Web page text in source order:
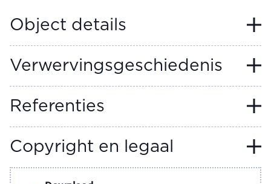
Object details
Verwervingsgeschiedenis
Referenties
Copyright en legaal